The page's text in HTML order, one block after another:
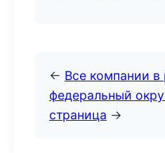
← Все компании
федеральный
страница →